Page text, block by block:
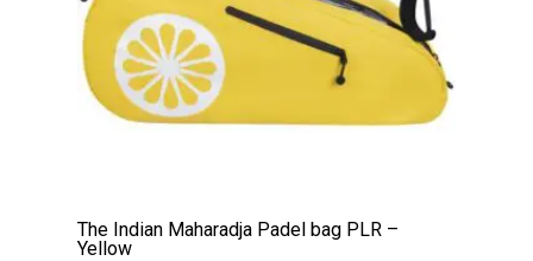
The Indian Maharadja Padel bag PLR –
Yellow